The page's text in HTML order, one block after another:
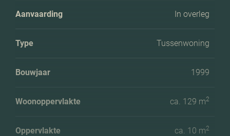
Aanvaarding In overleg
Type Tussenwoning
Bouwjaar 1999
Woonoppervlakte ca. 129 m2
Oppervlakte
ca. 10 m2